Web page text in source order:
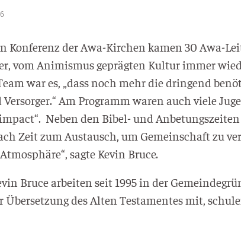
Kon­fe­renz der Awa-Kir­chen kamen 30 Awa-
vom Ani­mis­mus gepräg­ten Kul­tur immer
war es, „dass noch mehr die drin­gend
Ver­sor­ger.“ Am Pro­gramm waren auch vie­le
Neben den Bibel- und
Zeit zum Aus­tausch, um Gemein­schaft zu
sag­te Kevin Bruce.
Bruce arbei­ten seit 1995 in der
Über­set­zung des Alten Tes­ta­men­tes mit,